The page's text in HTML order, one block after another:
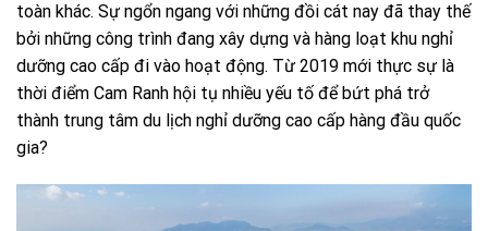
toàn khác. Sự ngổn ngang với những đồi cát nay đã thay thế
bởi những công trình đang xây dựng và hàng loạt khu nghỉ
dưỡng cao cấp đi vào hoạt động. Từ 2019 mới thực sự là
thời điểm Cam Ranh hội tụ nhiều yếu tố để bứt phá trở
thành trung tâm du lịch nghỉ dưỡng cao cấp hàng đầu quốc
gia?